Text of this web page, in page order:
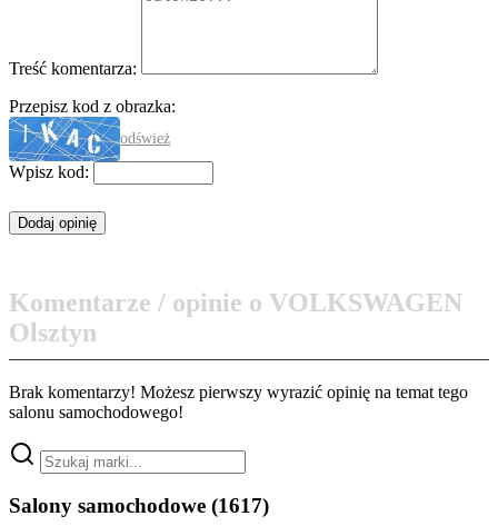
Treść komentarza:
Przepisz kod z obrazka:
odśwież
Wpisz kod:
Komentarze / opinie o VOLKSWAGEN
Olsztyn
Brak komentarzy! Możesz pierwszy wyrazić opinię na temat tego
salonu samochodowego!
Salony samochodowe (1617)